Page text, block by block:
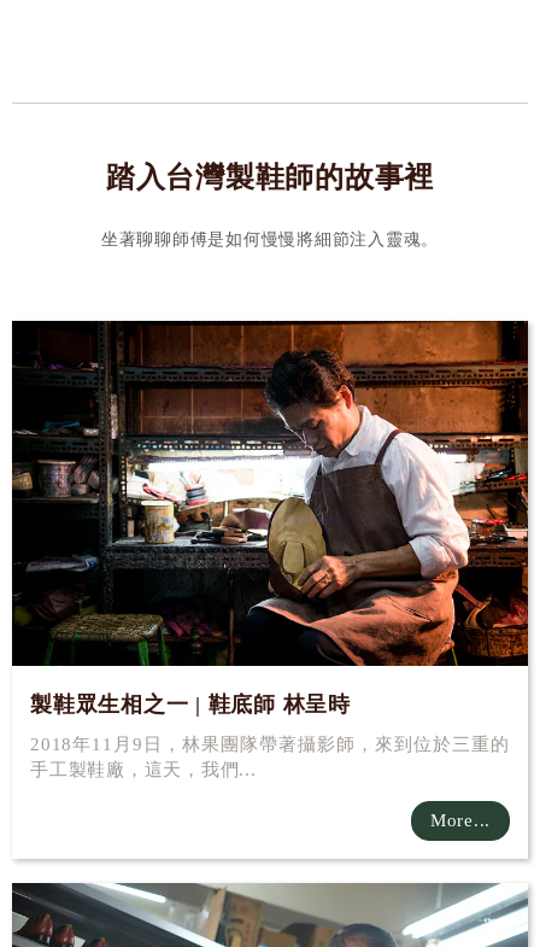
踏入台灣製鞋師的故事裡
坐著聊聊師傅是如何慢慢將細節注入靈魂。
製鞋眾生相之一 | 鞋底師 林呈時
2018年11月9日，林果團隊帶著攝影師，來到位於三重的
手工製鞋廠，這天，我們...
More...